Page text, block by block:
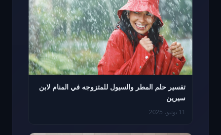
تفسير حلم المطر والسيول للمتزوجه في المنام لابن
سيرين
11 يونيو، 2025